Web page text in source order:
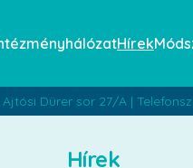
Hírek
Ajtósi Dürer sor 27/A |
Hírek